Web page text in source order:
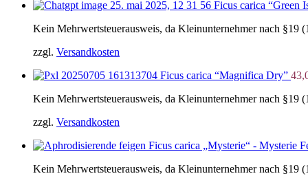
Ficus carica “Green
Kein Mehrwertsteuerausweis, da Kleinunternehmer nach §19
zzgl. Versandkosten
Ficus carica “Magnifica Dry”
Kein Mehrwertsteuerausweis, da Kleinunternehmer nach §19
zzgl. Versandkosten
Ficus carica „Mysterie“ - Mysterie
Kein Mehrwertsteuerausweis, da Kleinunternehmer nach §19